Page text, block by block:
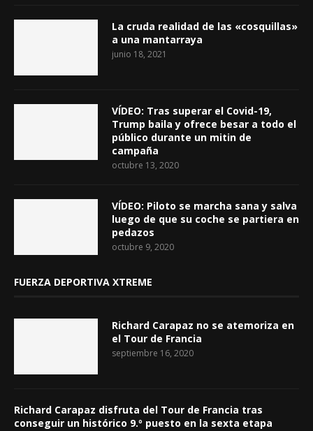
La cruda realidad de las «cosquillas»
a una mantarraya
junio 18, 2021
VÍDEO: Tras superar el Covid-19,
Trump baila y ofrece besar a todo el
público durante un mitin de
campaña
octubre 13, 2020
VÍDEO: Piloto se marcha sana y salva
luego de que su coche se partiera en
pedazos
octubre 9, 2020
FUERZA DEPORTIVA XTREME
Richard Carapaz no se atemoriza en
el Tour de Francia
septiembre 16, 2020
Richard Carapaz disfruta del Tour de Francia tras
conseguir un histórico 9.º puesto en la sexta etapa